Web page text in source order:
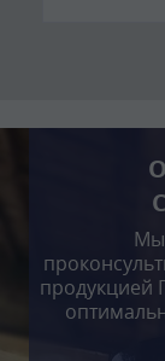
Мы
продукцией